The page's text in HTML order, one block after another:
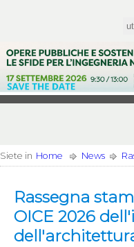
Siete in Home News
Rassegna
OICE 2026